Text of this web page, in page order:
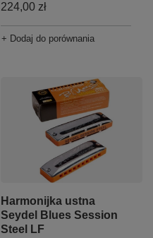
224,00 zł
+ Dodaj do porównania
Harmonijka ustna
Seydel Blues Session
Steel LF